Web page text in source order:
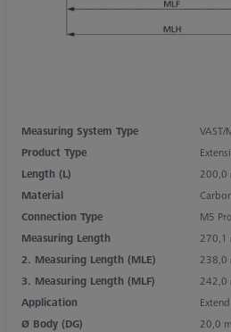
Measuring System Type
VAST/
Product Type
Length (L)
200,0
Material
Connection Type
M5 Pro
Measuring Length
270,1
2. Measuring Length (MLE)
238,0
3. Measuring Length (MLF)
242,0
Application
Extend
Ø Body (DG)
20,0